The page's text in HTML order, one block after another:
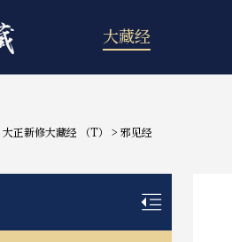
大藏经
大正新修大藏经 （T） > 邪见经